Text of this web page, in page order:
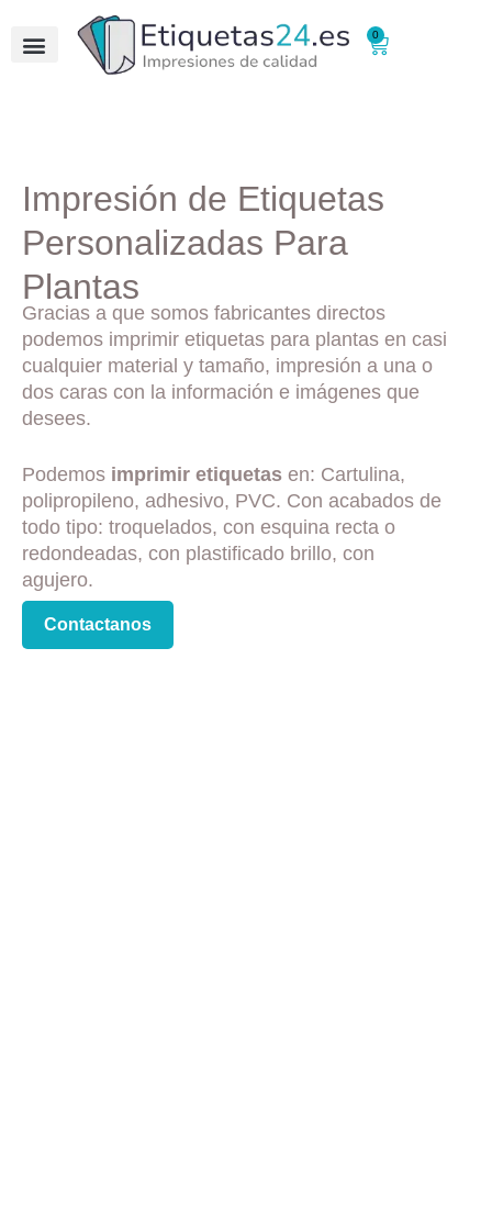
0
Impresión de Etiquetas
Personalizadas Para
Plantas
Gracias a que somos fabricantes directos
podemos imprimir etiquetas para plantas en casi
cualquier material y tamaño, impresión a una o
dos caras con la información e imágenes que
desees.
Podemos imprimir etiquetas en: Cartulina,
polipropileno, adhesivo, PVC. Con acabados de
todo tipo: troquelados, con esquina recta o
redondeadas, con plastificado brillo, con
agujero.
Contactanos